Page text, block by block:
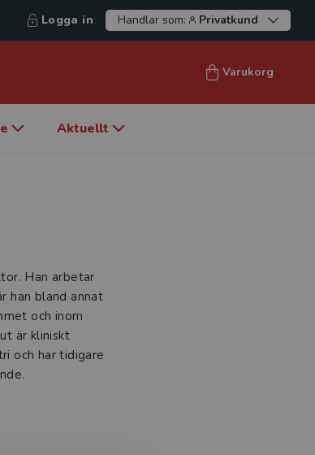
Logga in Handlar som: Privatkund
Varukorg
Aktuellt
Han arbetar
han bland annat
och inom
är kliniskt
och har tidigare